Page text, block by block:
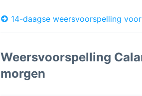
14-daagse weersvoorspelling
Weersvoorspelling
morgen